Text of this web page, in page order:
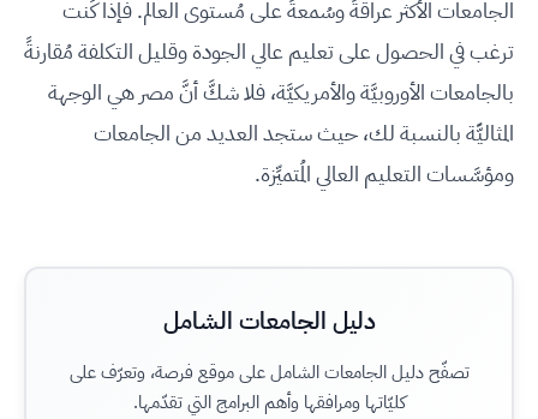
الجامعات الأكثر عراقةً وسُمعةً على مُستوى العالم. فإذا كُنت
ترغب في الحصول على تعليم عالي الجودة وقليل التكلفة مُقارنةً
بالجامعات الأوروبيَّة والأمريكيَّة، فلا شكَّ أنَّ مصر هي الوجهة
المثاليََّة بالنسبة لك، حيث ستجد العديد من الجامعات
ومؤسَّسات التعليم العالي المُتميِّزة.
دليل الجامعات الشامل
تصفّح دليل الجامعات الشامل على موقع فرصة، وتعرّف على
كليّاتها ومرافقها وأهم البرامج التي تقدّمها.